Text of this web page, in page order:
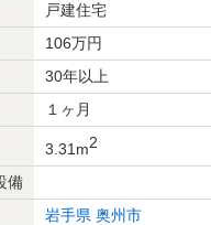
戸建住宅
106万円
30年以上
１ヶ月
3.31m2
備
岩手県 奥州市